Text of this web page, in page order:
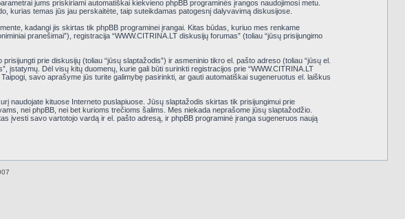
jums priskiriami automatiškai kiekvieno phpBB programinės įrangos naudojimosi metu.
kurias temas jūs jau perskaitėte, taip suteikdamas patogesnį dalyvavimą diskusijose.
kadangi jis skirtas tik phpBB programinei įrangai. Kitas būdas, kuriuo mes renkame
pranešimai”), registracija “WWW.CITRINA.LT diskusijų forumas” (toliau “jūsų prisijungimo
prie diskusijų (toliau “jūsų slaptažodis”) ir asmeninio tikro el. pašto adreso (toliau “jūsų el.
įstatymų. Dėl visų kitų duomenų, kurie gali būti surinkti registracijos prie “WWW.CITRINA.LT
savo aprašyme jūs turite galimybę pasirinkti, ar gauti automatiškai sugeneruotus el. laiškus
naudojate kituose Interneto puslapiuose. Jūsų slaptažodis skirtas tik prisijungimui prie
nei phpBB, nei bet kurioms trečioms šalims. Mes niekada neprašome jūsų slaptažodžio.
įvesti savo vartotojo vardą ir el. pašto adresą, ir phpBB programinė įranga sugeneruos naują